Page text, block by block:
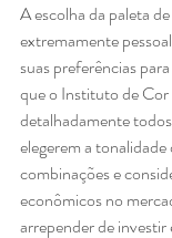
A escolha da paleta
extremamente
suas preferências
que o Instituto de
detalhadamente
elegerem a
combinações e
econômicos no
arrepender de